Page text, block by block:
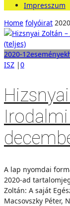
Impresszum
Home folyóirat
2020-12események
ISZ |0
A lap nyomdai
2020-ad
Zoltán: A saját
Macsovszky Péter,